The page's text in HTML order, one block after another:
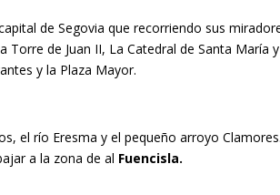
de Segovia que recorriendo sus
Torre de Juan II, La Catedral de Santa María
y la Plaza Mayor.
el río Eresma y el pequeño arroyo
a la zona de al Fuencisla.